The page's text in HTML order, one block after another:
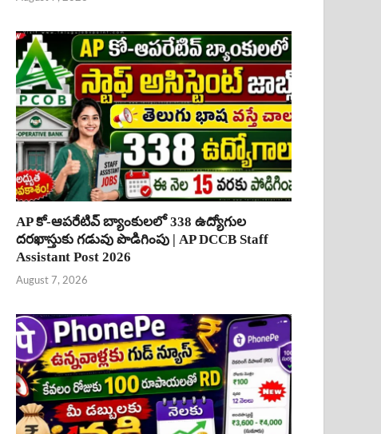
AP కో-ఆపరేటివ్ బ్యాంకులలో 338 ఉద్యోగుల
దరఖాస్తుకు గడువు పొడిగింపు | AP DCCB Staff
Assistant Post 2026
August 7, 2026